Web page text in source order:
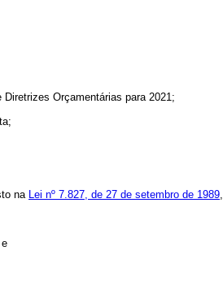
Orçamentárias para 2021;
na Lei nº 7.827, de 27 de setembro de 1989